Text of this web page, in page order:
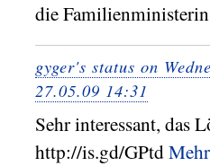
die
gyger's status on
27.05.09 14:31
Sehr interessant, das
http://is.gd/GPtdMehr